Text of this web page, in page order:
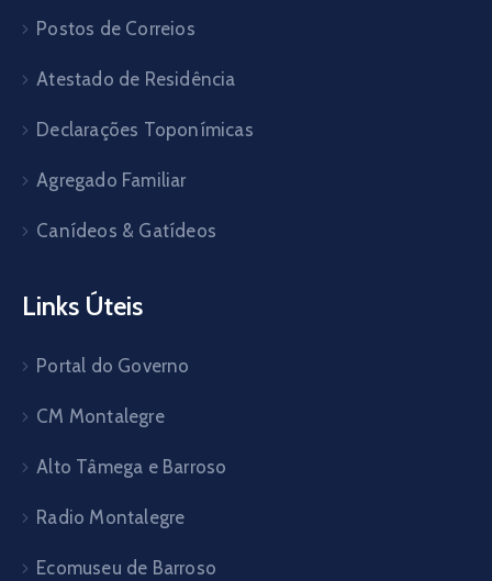
Postos de Correios
Atestado de Residência
Declarações Toponímicas
Agregado Familiar
Canídeos & Gatídeos
Links Úteis
Portal do Governo
CM Montalegre
Alto Tâmega e Barroso
Radio Montalegre
Ecomuseu de Barroso